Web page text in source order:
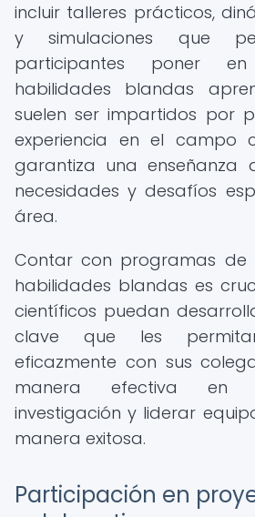
incluir talleres prácticos,
y simulaciones que
participantes poner
habilidades blandas
suelen ser impartidos por
experiencia en el campo
garantiza una
necesidades y desafíos
área.
Contar con programas de
habilidades blandas es
científicos puedan
clave que les
eficazmente con sus
manera efectiva en
investigación y liderar
manera exitosa.
Participación en